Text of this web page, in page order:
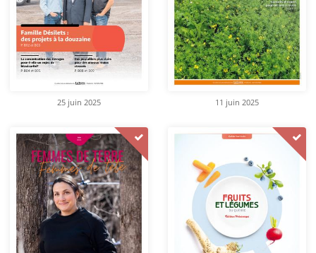
25 juin 2025 11 juin 2025